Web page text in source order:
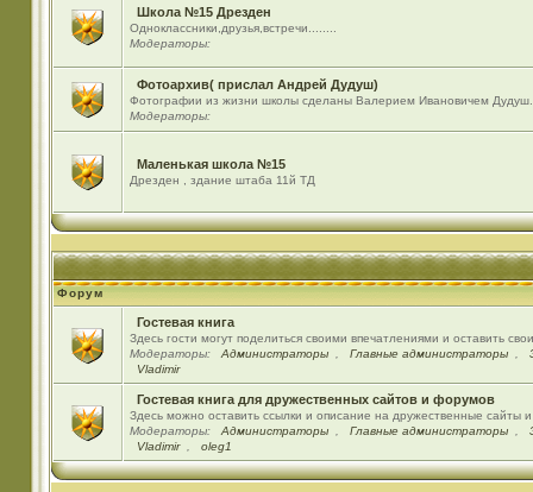
Школа №15 Дрезден
Одноклассники,друзья,встречи........
Модераторы:
Фотоархив( прислал Андрей Дудуш)
Фотографии из жизни школы сделаны Валерием Ивановичем Дудуш.
Модераторы:
Маленькая школа №15
Дрезден , здание штаба 11й ТД
Форум
Гостевая книга
Здесь гости могут поделиться своими впечатлениями и оставить
Модераторы:
Администраторы Главные администраторы
Vladimir
Гостевая книга для дружественных сайтов и форумов
Здесь можно оставить ссылки и описание на дружественные сайты
Модераторы:
Администраторы Главные администраторы
Vladimir
oleg1